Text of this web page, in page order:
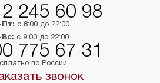
245 60 98
с 8:00 до 22:00
с 9:00 до 22:00
775 67 31
по России
звонок